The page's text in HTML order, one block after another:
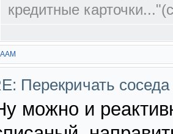
кредитные
AAM
Перекричать
можно и